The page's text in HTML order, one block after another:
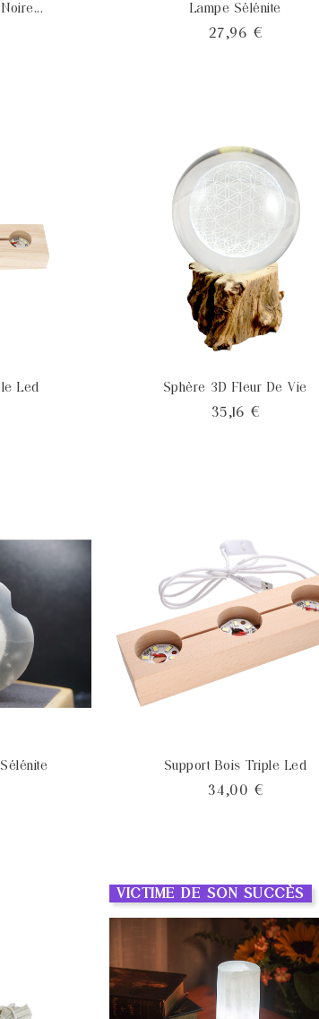
Lampe Sélénite
27,96 €
Led Sphère 3D Fleur De Vie
35,16 €
Support Bois Triple Led
34,00 €
VICTIME DE SON SUCCÈS